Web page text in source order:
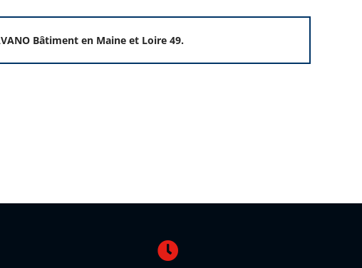
Bâtiment en Maine et Loire 49.